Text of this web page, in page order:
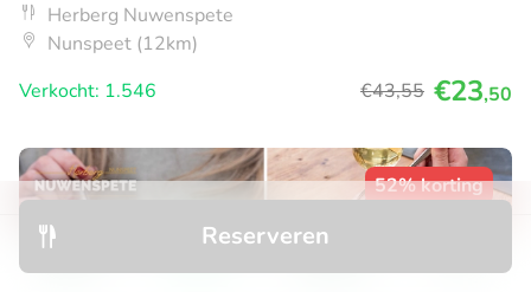
Reserveren
Herberg Nuwenspete
Nunspeet (12km)
Verkocht: 1.546
€43,55 €23,50
52% korting